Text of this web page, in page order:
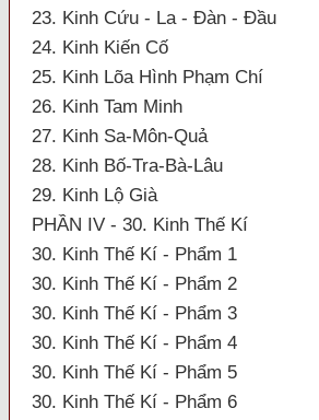
23. Kinh Cứu - La - Đàn - Đầu
24. Kinh Kiến Cố
25. Kinh Lõa Hình Phạm Chí
26. Kinh Tam Minh
27. Kinh Sa-Môn-Quả
28. Kinh Bố-Tra-Bà-Lâu
29. Kinh Lộ Già
PHẦN IV - 30. Kinh Thế Kí
30. Kinh Thế Kí - Phẩm 1
30. Kinh Thế Kí - Phẩm 2
30. Kinh Thế Kí - Phẩm 3
30. Kinh Thế Kí - Phẩm 4
30. Kinh Thế Kí - Phẩm 5
30. Kinh Thế Kí - Phẩm 6